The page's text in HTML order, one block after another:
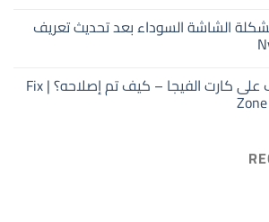
الشاشة السوداء بعد تحديث تعريف
جهاز لا يتعرف على كارت الفيجا – كيف تم إصلاحه؟ | Fix